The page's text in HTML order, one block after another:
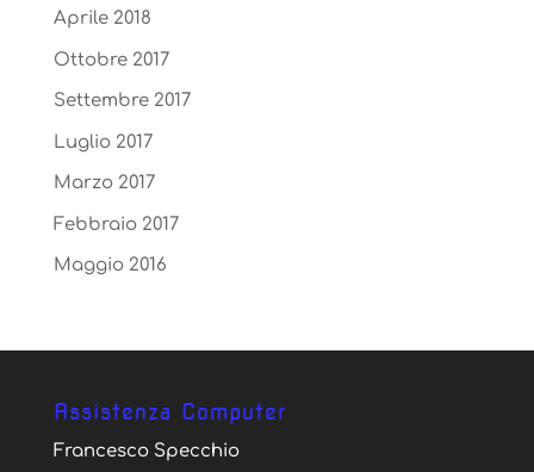
Aprile 2018
Ottobre 2017
Settembre 2017
Luglio 2017
Marzo 2017
Febbraio 2017
Maggio 2016
Assistenza Computer
Francesco Specchio